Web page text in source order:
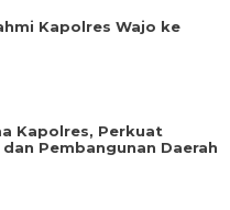
Kapolres Wajo ke
Kapolres, Perkuat
Pembangunan Daerah